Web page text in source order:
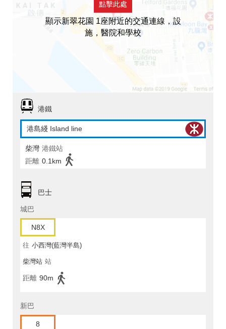
點擊此處
顯示新翠花園 1座附近的交通連線，設
施，醫院和學校
港鐵
港島綫 Island line
柴灣 港鐵站
距離 0.1km
巴士
城巴
N8X
往 小西灣(藍灣半島)
柴灣站 站
距離 90m
新巴
8